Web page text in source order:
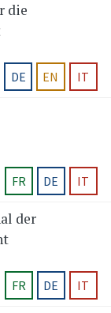
die
DE EN IT
FR
DE IT
der
FR
DE IT